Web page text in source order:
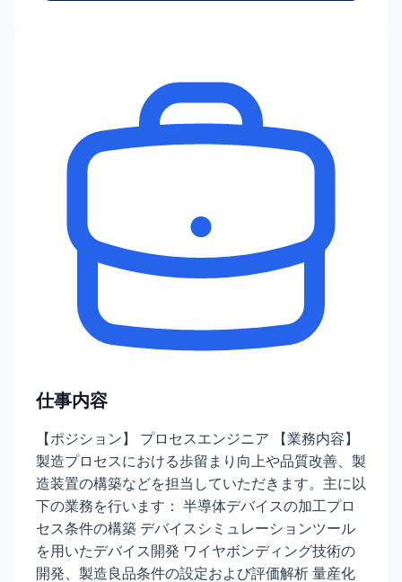
仕事内容
【ポジション】 プロセスエンジニア 【業務内容】
製造プロセスにおける歩留まり向上や品質改善、製
造装置の構築などを担当していただきます。主に以
下の業務を行います： 半導体デバイスの加工プロ
セス条件の構築 デバイスシミュレーションツール
を用いたデバイス開発 ワイヤボンディング技術の
開発、製造良品条件の設定および評価解析 量産化